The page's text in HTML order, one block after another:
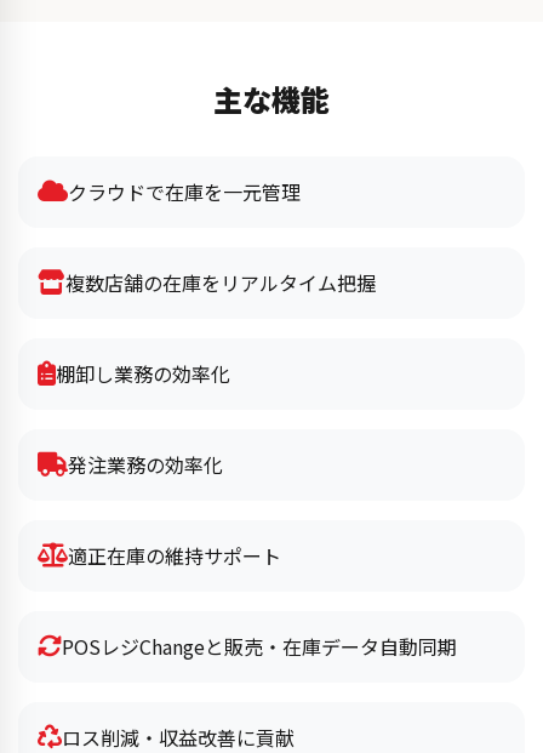
主な機能
クラウドで在庫を一元管理
複数店舗の在庫をリアルタイム把握
棚卸し業務の効率化
発注業務の効率化
適正在庫の維持サポート
POSレジChangeと販売・在庫データ自動同期
ロス削減・収益改善に貢献